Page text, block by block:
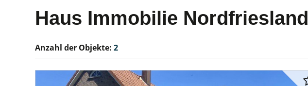
Haus Immobilie Nordfriesland
Anzahl der Objekte: 2